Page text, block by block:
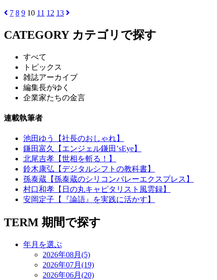
7 8 9 10 11 12 13
CATEGORY カテゴリで探す
すべて
トピックス
雑誌アーカイブ
編集長がゆく
企業家たちの金言
連載執筆者
池田ゆう【社長のおしゃれ】
鎌田富久【エンジェル鎌田’sEye】
北尾吉孝【世相を斬る！】
鈴木康弘【デジタルシフトの教科書】
孫泰蔵【孫泰蔵のシリコンバレーエクスプレス】
村口和孝【日の丸キャピタリスト風雲録】
安岡定子【『論語』を実践に活かす】
TERM 期間で探す
年月を選ぶ
2026年08月(5)
2026年07月(19)
2026年06月(20)